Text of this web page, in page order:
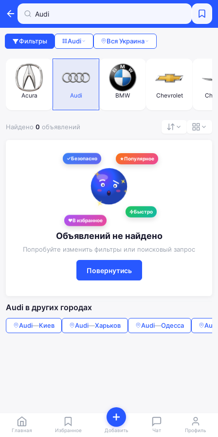
Фильтры Audi Вся Украина
Acura Audi BMW Chevrolet
Найдено 0 объявлений
Безопасно
Популярное
Быстро
В избранное
Объявлений не найдено
Попробуйте изменить фильтры или поисковый запрос
Повернутись
Audi в других городах
Audi—Киев Audi—Харьков Audi—Одесса Audi
Главная Избранное Добавить Чат Профиль